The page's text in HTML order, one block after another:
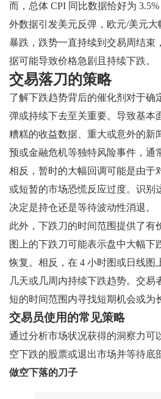
而，总体 CPI 同比数据恰好为
外数据引发美元反弹，欧元/美元
暴跌，跌势一直持续到交易周结束
据可能导致价格急剧且持续下跌。
交易落刀的策略
了解下跌趋势背后的催化剂对于确
弹或持续下去至关重要。导致基本
糟糕的收益数据、重大或意外的新
预或金融危机等独特风险事件，通
相反，暂时的大幅回调可能是由于
或短暂的市场恐慌反应过度。识别
决定是持仓还是等待波动性消退。
此外，下跌刀的时间范围提供了有
图上的下跌刀可能表示盘中大幅下
恢复。相反，在 4 小时图或日线图
几天或几周内持续下跌趋势。交易
短的时间范围内寻找短期机会或为
交易员使用的常见策略
通过分析市场状况获得的洞察力可
空下跌的股票或退出市场并等待底
做空下落的刀子